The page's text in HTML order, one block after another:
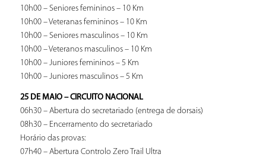
10h00 – Seniores femininos – 10 Km
10h00 – Veteranas femininos – 10 Km
10h00 – Seniores masculinos – 10 Km
10h00 – Veteranos masculinos – 10 Km
10h00 – Juniores femininos – 5 Km
10h00 – Juniores masculinos – 5 Km
25 DE MAIO – CIRCUITO NACIONAL
06h30 – Abertura do secretariado (entrega de dorsais)
08h30 – Encerramento do secretariado
Horário das provas:
07h40 – Abertura Controlo Zero Trail Ultra